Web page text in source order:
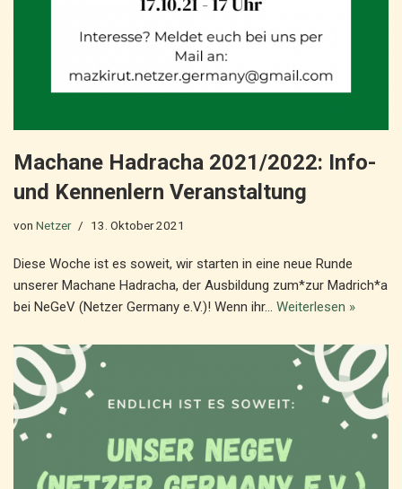
Machane Hadracha 2021/2022: Info-
und Kennenlern Veranstaltung
von Netzer 13. Oktober 2021
Diese Woche ist es soweit, wir starten in eine neue Runde
unserer Machane Hadracha, der Ausbildung zum*zur Madrich*a
bei NeGeV (Netzer Germany e.V.)! Wenn ihr… Weiterlesen »